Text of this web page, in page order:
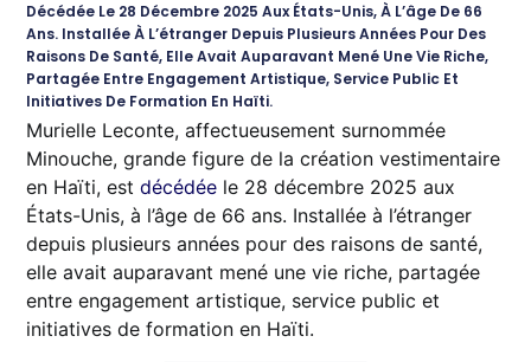
Décédée Le 28 Décembre 2025 Aux États-Unis, À L’âge De 66
Ans. Installée À L’étranger Depuis Plusieurs Années Pour Des
Raisons De Santé, Elle Avait Auparavant Mené Une Vie Riche,
Partagée Entre Engagement Artistique, Service Public Et
Initiatives De Formation En Haïti.
Murielle Leconte, affectueusement surnommée
Minouche, grande figure de la création vestimentaire
en Haïti, estdécédée le 28 décembre 2025 aux
États-Unis, à l’âge de 66 ans. Installée à l’étranger
depuis plusieurs années pour des raisons de santé,
elle avait auparavant mené une vie riche, partagée
entre engagement artistique, service public et
initiatives de formation en Haïti.